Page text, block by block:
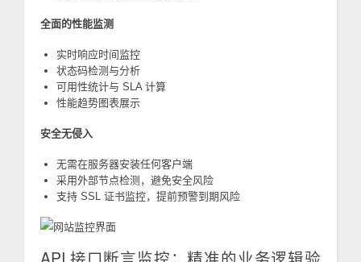
全面的性能监测
实时响应时间监控
状态码检测与分析
可用性统计与 SLA 计算
性能趋势图表展示
安全无侵入
无需在服务器安装任何客户端
采用外部节点检测，避免安全风险
支持 SSL 证书监控，提前预警到期风险